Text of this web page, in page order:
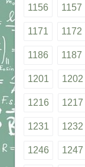
1156 1157
1171 1172
1186 1187
1201 1202
1216 1217
1231 1232
1246 1247